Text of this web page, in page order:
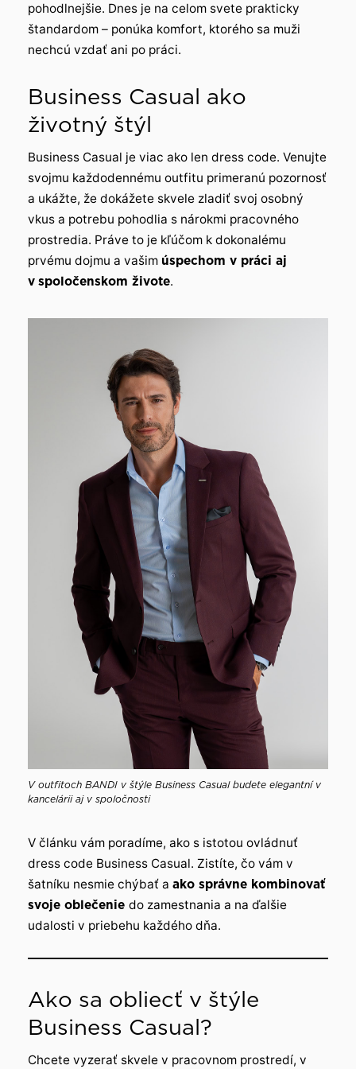
pohodlnejšie. Dnes je na celom svete prakticky
štandardom – ponúka komfort, ktorého sa muži
nechcú vzdať ani po práci.
Business Casual ako
životný štýl
Business Casual je viac ako len dress code. Venujte
svojmu každodennému outfitu primeranú pozornosť
a ukážte, že dokážete skvele zladiť svoj osobný
vkus a potrebu pohodlia s nárokmi pracovného
prostredia. Práve to je kľúčom k dokonalému
prvému dojmu a vašim úspechom v práci aj
v spoločenskom živote.
V outfitoch BANDI v štýle Business Casual budete elegantní v
kancelárii aj v spoločnosti
V článku vám poradíme, ako s istotou ovládnuť
dress code Business Casual. Zistíte, čo vám v
šatníku nesmie chýbať a ako správne kombinovať
svoje oblečenie do zamestnania a na ďalšie
udalosti v priebehu každého dňa.
Ako sa obliecť v štýle
Business Casual?
Chcete vyzerať skvele v pracovnom prostredí, v